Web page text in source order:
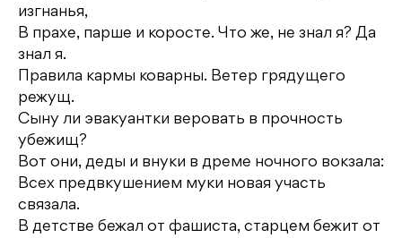
изгнанья,
В прахе, парше и коросте. Что же, не знал я? Да
знал я.
Правила кармы коварны. Ветер грядущего
режущ.
Сыну ли эвакуантки веровать в прочность
убежищ?
Вот они, деды и внуки в дреме ночного вокзала:
Всех предвкушением муки новая участь
связала.
В детстве бежал от фашиста, старцем бежит от